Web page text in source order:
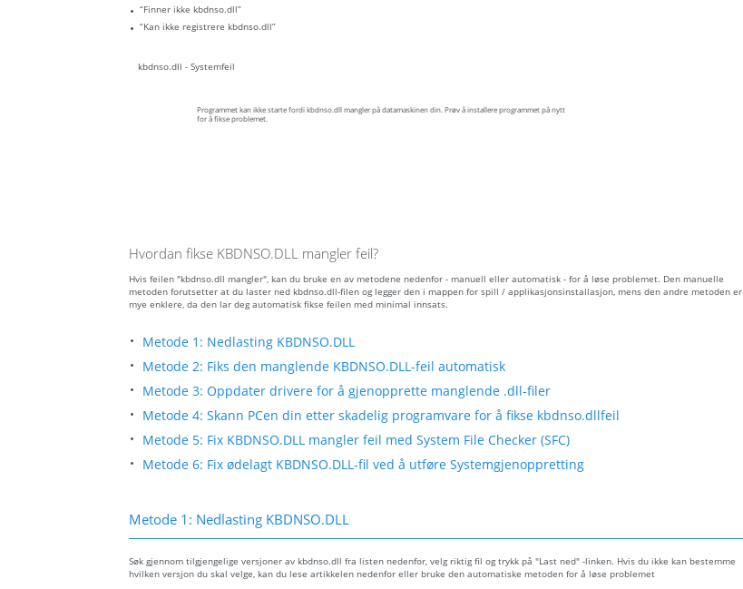
“Finner ikke kbdnso.dll”
“Kan ikke registrere kbdnso.dll”
kbdnso.dll - Systemfeil
Programmet kan ikke starte fordi kbdnso.dll mangler på datamaskinen din. Prøv å installere programmet på nytt
for å fikse problemet.
Hvordan fikse KBDNSO.DLL mangler feil?
Hvis feilen "kbdnso.dll mangler", kan du bruke en av metodene nedenfor - manuell eller automatisk - for å løse problemet. Den manuelle
metoden forutsetter at du laster ned kbdnso.dll-filen og legger den i mappen for spill / applikasjonsinstallasjon, mens den andre metoden er
mye enklere, da den lar deg automatisk fikse feilen med minimal innsats.
Metode 1: Nedlasting KBDNSO.DLL
Metode 2: Fiks den manglende KBDNSO.DLL-feil automatisk
Metode 3: Oppdater drivere for å gjenopprette manglende .dll-filer
Metode 4: Skann PCen din etter skadelig programvare for å fikse kbdnso.dllfeil
Metode 5: Fix KBDNSO.DLL mangler feil med System File Checker (SFC)
Metode 6: Fix ødelagt KBDNSO.DLL-fil ved å utføre Systemgjenoppretting
Metode 1: Nedlasting KBDNSO.DLL
Søk gjennom tilgjengelige versjoner av kbdnso.dll fra listen nedenfor, velg riktig fil og trykk på "Last ned" -linken. Hvis du ikke kan bestemme
hvilken versjon du skal velge, kan du lese artikkelen nedenfor eller bruke den automatiske metoden for å løse problemet